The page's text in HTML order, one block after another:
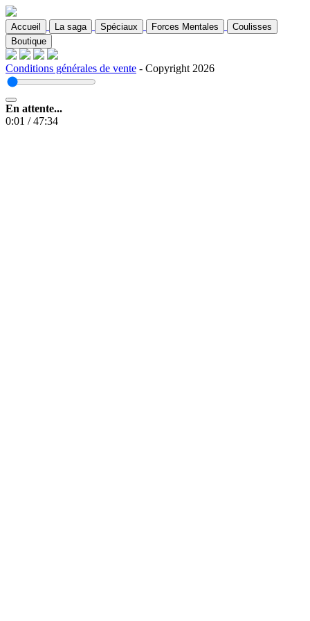
Accueil La saga Spéciaux Forces Mentales
Coulisses
Boutique
Conditions générales de vente - Copyright 2026
En attente...
0:01 /47:34